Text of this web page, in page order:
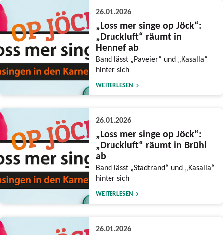
26.01.2026
„Loss mer singe op Jöck“:
„Druckluft“ räumt in
Hennef ab
Band lässt „Paveier“ und „Kasalla“
hinter sich
WEITERLESEN
26.01.2026
„Loss mer singe op Jöck“:
„Druckluft“ räumt in Brühl
ab
Band lässt „Stadtrand“ und „Kasalla“
hinter sich
WEITERLESEN
26.01.2026